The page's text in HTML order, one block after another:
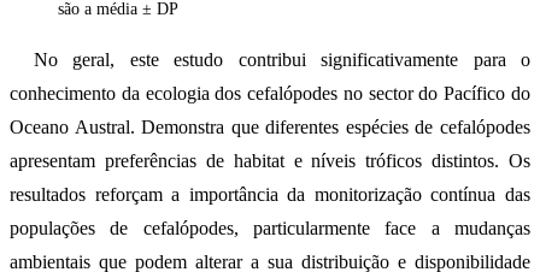
são a média ± DP
No geral, este estudo contribui significativamente para o
conhecimento da ecologia dos cefalópodes no sector do Pacífico do
Oceano Austral. Demonstra que diferentes espécies de cefalópodes
apresentam preferências de habitat e níveis tróficos distintos. Os
resultados reforçam a importância da monitorização contínua das
populações de cefalópodes, particularmente face a mudanças
ambientais que podem alterar a sua distribuição e disponibilidade